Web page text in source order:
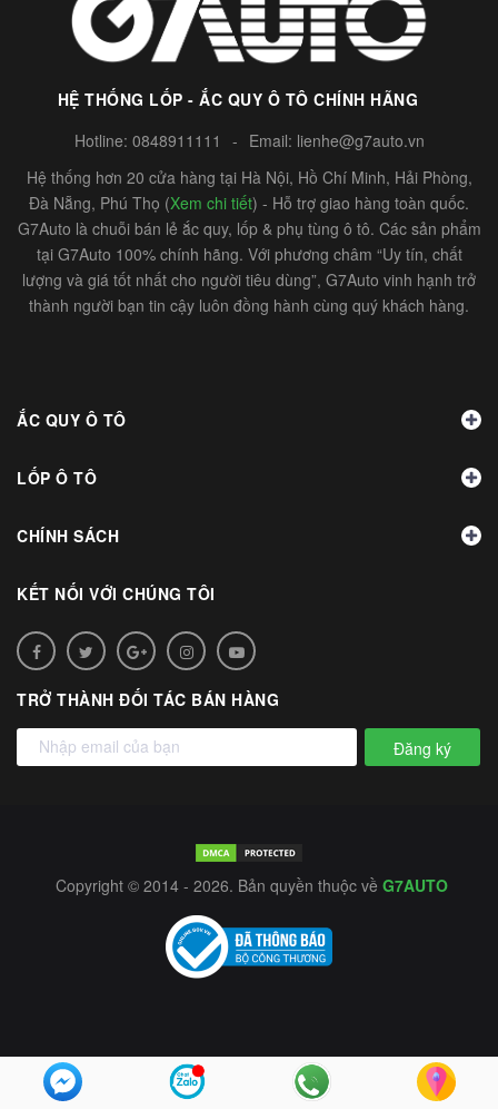
HỆ THỐNG LỐP - ẮC QUY Ô TÔ CHÍNH HÃNG
Hotline: 0848911111 - Email: lienhe@g7auto.vn
Hệ thống hơn 20 cửa hàng tại Hà Nội, Hồ Chí Minh, Hải Phòng,
Đà Nẵng, Phú Thọ (Xem chi tiết) - Hỗ trợ giao hàng toàn quốc.
G7Auto là chuỗi bán lẻ ắc quy, lốp & phụ tùng ô tô. Các sản phẩm
tại G7Auto 100% chính hãng. Với phương châm “Uy tín, chất
lượng và giá tốt nhất cho người tiêu dùng”, G7Auto vinh hạnh trở
thành người bạn tin cậy luôn đồng hành cùng quý khách hàng.
ẮC QUY Ô TÔ
LỐP Ô TÔ
CHÍNH SÁCH
KẾT NỐI VỚI CHÚNG TÔI
TRỞ THÀNH ĐỐI TÁC BÁN HÀNG
Đăng ký
Copyright © 2014 - 2026. Bản quyền thuộc về G7AUTO